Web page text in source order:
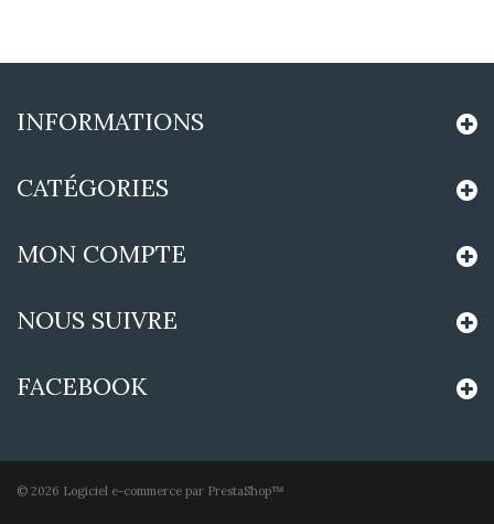
INFORMATIONS
© 2026 Logiciel e-commerce par PrestaShop™
CATÉGORIES
MON COMPTE
NOUS SUIVRE
FACEBOOK